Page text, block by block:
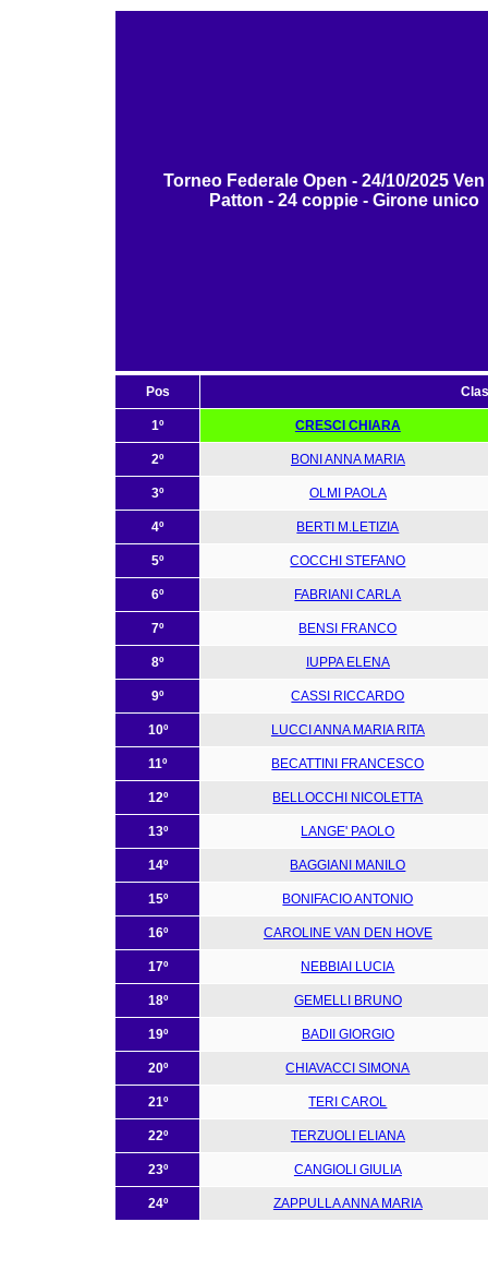
Torneo Federale Open - 24/10/2025
Patton - 24 coppie - Girone unico
Pos
1º CRESCI CHIARA
2º BONI ANNA MARIA
3º OLMI PAOLA
4º BERTI M.LETIZIA
5º COCCHI STEFANO
6º FABRIANI CARLA
7º BENSI FRANCO
8º IUPPA ELENA
9º CASSI RICCARDO
10º LUCCI ANNA MARIA RITA
11º BECATTINI FRANCESCO
12º BELLOCCHI NICOLETTA
13º LANGE' PAOLO
14º BAGGIANI MANILO
15º BONIFACIO ANTONIO
16º CAROLINE VAN DEN HOVE
17º NEBBIAI LUCIA
18º GEMELLI BRUNO
19º BADII GIORGIO
20º CHIAVACCI SIMONA
21º TERI CAROL
22º TERZUOLI ELIANA
23º CANGIOLI GIULIA
24º ZAPPULLA ANNA MARIA